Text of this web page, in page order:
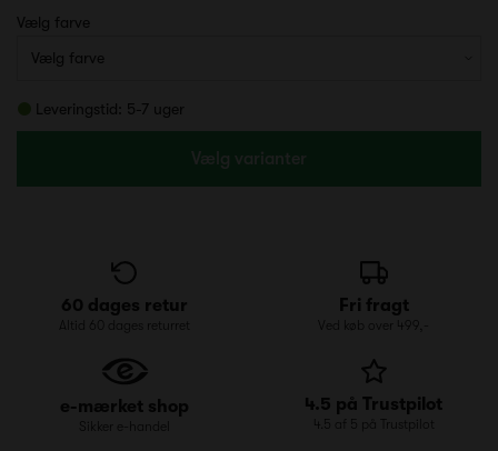
Vælg farve
Leveringstid: 5-7 uger
Vælg varianter
60 dages retur
Altid 60 dages returret
Fri fragt
Ved køb over 499,-
e-mærket shop
Sikker e-handel
4.5 på Trustpilot
4.5 af 5 på Trustpilot